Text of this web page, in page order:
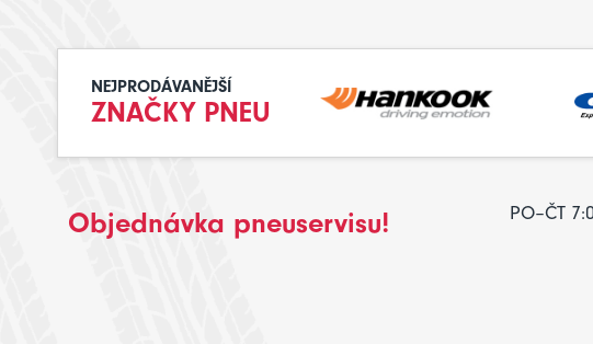
NEJPRODÁVANĚJŠÍ
ZNAČKY PNEU
Objednávka pneuservisu! PO–ČT